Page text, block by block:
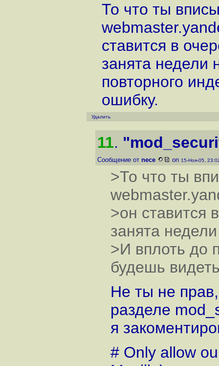
То что ты
ставится в
занята недели
повторного
ошибку.
Удалить
11.
Сообщение от nece on 15-Ноя-05,
>То что ты
>он ставится
занята
>И вплоть до
будешь
Не ты не прав,
разделе
я
# Only allow